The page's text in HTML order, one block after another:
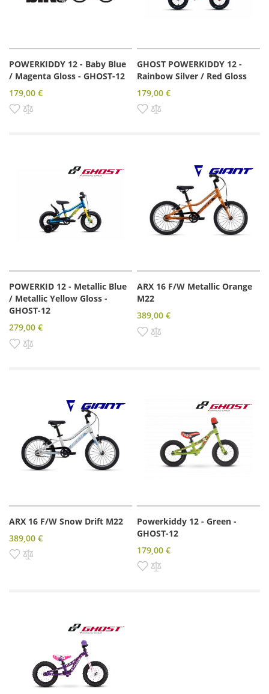
POWERKIDDY 12 - Baby Blue
/ Magenta Gloss - GHOST-12
179,00 €
Pridať do zoznamu prianí
GHOST POWERKIDDY 12 -
Rainbow Silver / Red Gloss
179,00 €
Pridať do zoznamu prianí
POWERKID 12 - Metallic Blue
/ Metallic Yellow Gloss -
GHOST-12
279,00 €
Pridať do zoznamu prianí
ARX 16 F/W Metallic Orange
M22
389,00 €
Pridať do zoznamu prianí
ARX 16 F/W Snow Drift M22
389,00 €
Pridať do zoznamu prianí
Powerkiddy 12 - Green -
GHOST-12
179,00 €
Pridať do zoznamu prianí